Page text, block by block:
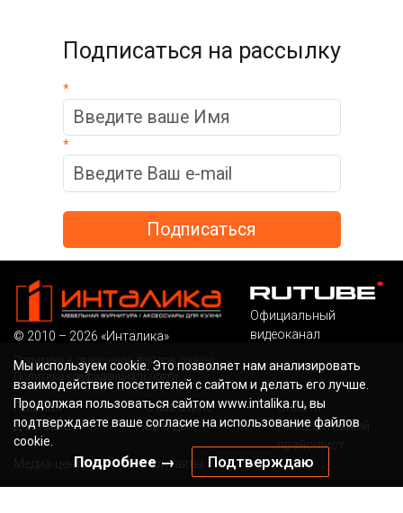
Подписаться на рассылку
*
*
Мы используем cookie. Это позволяет нам анализировать
взаимодействие посетителей с сайтом и делать его лучше.
Продолжая пользоваться сайтом www.intalika.ru, вы
подтверждаете ваше согласие на использование файлов
cookie.
Подробнее → Подтверждаю
© 2010 – 2026 «Инталика»
Политика в отношении файлов cookies
Политика конфиденциальности
Официальный
видеоканал
Главная О магазине
Оплата
Доставка
Бренды
Интерактивный
прайс-лист
Медиа-центр
Контакты